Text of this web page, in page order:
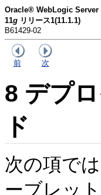
Oracle® WebLogic Server
11g リリース1(11.1.1)
B61429-02
前 次
8 デプ
ド
次の項で
ーブレッ